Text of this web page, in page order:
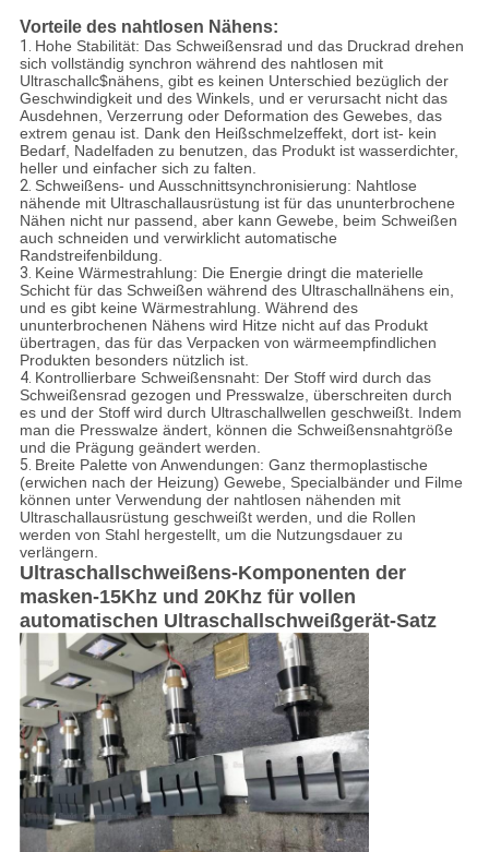
Vorteile des nahtlosen Nähens:
1. Hohe Stabilität: Das Schweißensrad und das Druckrad drehen
sich vollständig synchron während des nahtlosen mit
Ultraschallc$nähens, gibt es keinen Unterschied bezüglich der
Geschwindigkeit und des Winkels, und er verursacht nicht das
Ausdehnen, Verzerrung oder Deformation des Gewebes, das
extrem genau ist. Dank den Heißschmelzeffekt, dort ist- kein
Bedarf, Nadelfaden zu benutzen, das Produkt ist wasserdichter,
heller und einfacher sich zu falten.
2. Schweißens- und Ausschnittsynchronisierung: Nahtlose
nähende mit Ultraschallausrüstung ist für das ununterbrochene
Nähen nicht nur passend, aber kann Gewebe, beim Schweißen
auch schneiden und verwirklicht automatische
Randstreifenbildung.
3. Keine Wärmestrahlung: Die Energie dringt die materielle
Schicht für das Schweißen während des Ultraschallnähens ein,
und es gibt keine Wärmestrahlung. Während des
ununterbrochenen Nähens wird Hitze nicht auf das Produkt
übertragen, das für das Verpacken von wärmeempfindlichen
Produkten besonders nützlich ist.
4. Kontrollierbare Schweißensnaht: Der Stoff wird durch das
Schweißensrad gezogen und Presswalze, überschreiten durch
es und der Stoff wird durch Ultraschallwellen geschweißt. Indem
man die Presswalze ändert, können die Schweißensnahtgröße
und die Prägung geändert werden.
5. Breite Palette von Anwendungen: Ganz thermoplastische
(erwichen nach der Heizung) Gewebe, Specialbänder und Filme
können unter Verwendung der nahtlosen nähenden mit
Ultraschallausrüstung geschweißt werden, und die Rollen
werden von Stahl hergestellt, um die Nutzungsdauer zu
verlängern.
Ultraschallschweißens-Komponenten der
masken-15Khz und 20Khz für vollen
automatischen Ultraschallschweißgerät-Satz